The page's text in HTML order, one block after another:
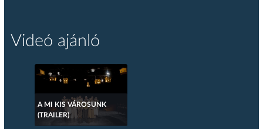
Videó ajánló
A MI KIS VÁROSUNK
(TRAILER)